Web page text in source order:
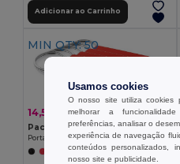
Adicionar ao Carrinho
MIN QTY: 50
14,50 € 15,53 € -6%
Pack de 50 Egotier 93151
Porta-chaves em alumínio com abre-cápsulas
+5 CORES
Usamos cookies
O nosso site utiliza cookies
melhorar a
preferências, analisar o
experiência de navegação
conteúdos personalizados,
nosso site e publicidade.